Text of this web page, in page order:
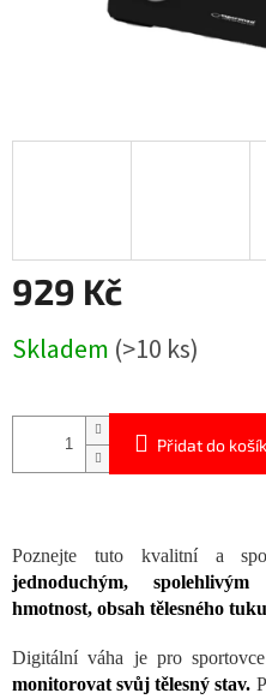
929 Kč
cena:
Skladem (>10 ks)
Přidat do
Poznejte tuto kvalitní a
jednoduchým,
hmotnost, obsah tělesného
Digitální váha je pro
monitorovat svůj tělesný stav.